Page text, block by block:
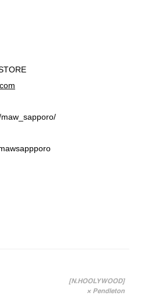
[N.HOOLYWOOD]
× Pendleton